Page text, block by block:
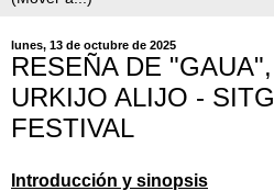
lunes, 13 de octubre de 2025
RESEÑA DE
URKIJO ALIJO -
FESTIVAL
Introducción y sinopsis